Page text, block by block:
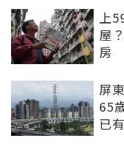
上
屋
房
屏
65
已